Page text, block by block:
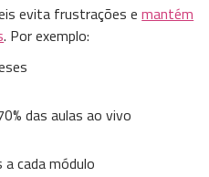
evita frustrações emantém
. Por exemplo:
das aulas ao vivo
cada módulo